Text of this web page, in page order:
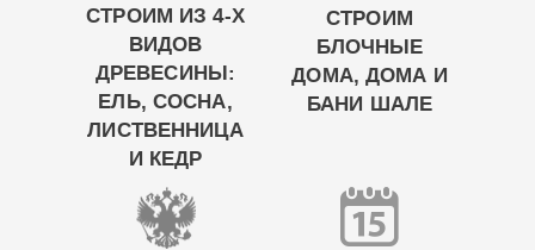
СТРОИМ ИЗ 4-Х
ВИДОВ
ДРЕВЕСИНЫ:
ЕЛЬ, СОСНА,
ЛИСТВЕННИЦА
И КЕДР
СТРОИМ
БЛОЧНЫЕ
ДОМА, ДОМА И
БАНИ ШАЛЕ